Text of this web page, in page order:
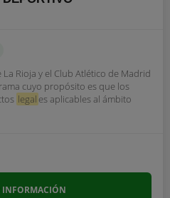
Rioja y el Club Atlético de Madrid
cuyo propósito es que los
legal es aplicables al ámbito
INFORMACIÓN